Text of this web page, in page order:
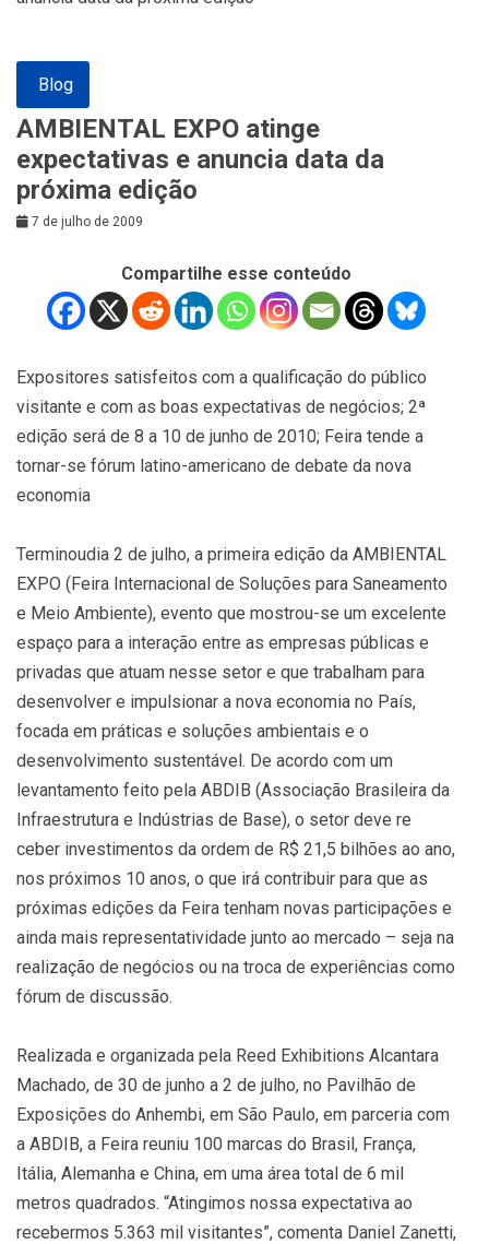
Blog
AMBIENTAL EXPO atinge
expectativas e anuncia data da
próxima edição
7 de julho de 2009
Compartilhe esse conteúdo
Expositores satisfeitos com a qualificação do público
visitante e com as boas expectativas de negócios; 2ª
edição será de 8 a 10 de junho de 2010; Feira tende a
tornar-se fórum latino-americano de debate da nova
economia
Terminoudia 2 de julho, a primeira edição da AMBIENTAL
EXPO (Feira Internacional de Soluções para Saneamento
e Meio Ambiente), evento que mostrou-se um excelente
espaço para a interação entre as empresas públicas e
privadas que atuam nesse setor e que trabalham para
desenvolver e impulsionar a nova economia no País,
focada em práticas e soluções ambientais e o
desenvolvimento sustentável. De acordo com um
levantamento feito pela ABDIB (Associação Brasileira da
Infraestrutura e Indústrias de Base), o setor deve re
ceber investimentos da ordem de R$ 21,5 bilhões ao ano,
nos próximos 10 anos, o que irá contribuir para que as
próximas edições da Feira tenham novas participações e
ainda mais representatividade junto ao mercado – seja na
realização de negócios ou na troca de experiências como
fórum de discussão.
Realizada e organizada pela Reed Exhibitions Alcantara
Machado, de 30 de junho a 2 de julho, no Pavilhão de
Exposições do Anhembi, em São Paulo, em parceria com
a ABDIB, a Feira reuniu 100 marcas do Brasil, França,
Itália, Alemanha e China, em uma área total de 6 mil
metros quadrados. “Atingimos nossa expectativa ao
recebermos 5.363 mil visitantes”, comenta Daniel Zanetti,